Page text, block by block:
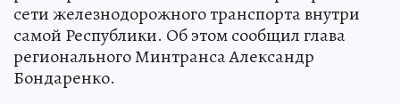
сети железнодорожного транспорта внутри
самой Республики. Об этом сообщил глава
регионального Минтранса Александр
Бондаренко.